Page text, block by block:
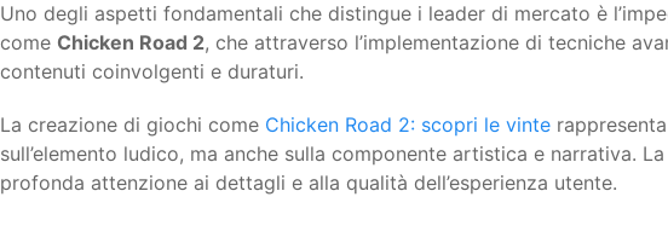
Uno degli aspetti fondamentali che distingue i leader di mercato è
come Chicken Road 2, che attraverso l’implementazione di tecniche
contenuti coinvolgenti e duraturi.
La creazione di giochi come Chicken Road 2: scopri le vinte
sull’elemento ludico, ma anche sulla componente artistica e narrativa.
profonda attenzione ai dettagli e alla qualità dell’esperienza utente.